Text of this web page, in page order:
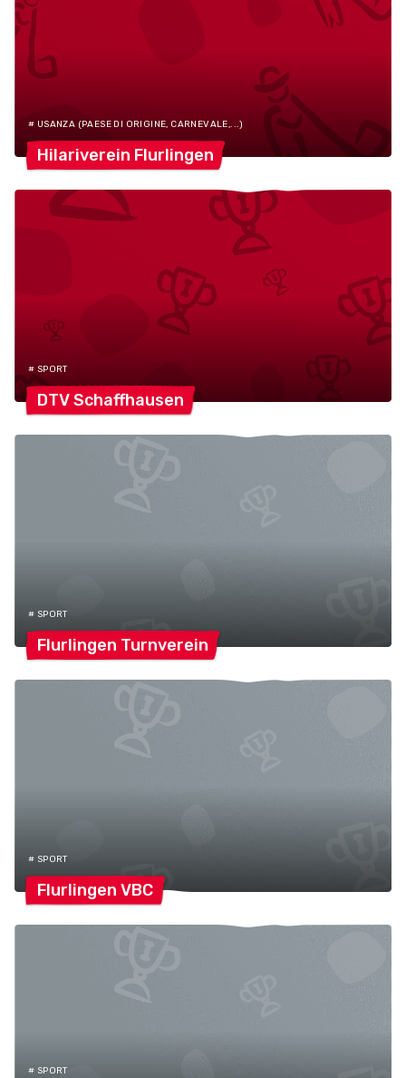
# USANZA (PAESE DI ORIGINE, CARNEVALE,...)
Hilariverein Flurlingen
# SPORT
DTVSchaffhausen
# SPORT
Flurlingen Turnverein
# SPORT
Flurlingen VBC
# SPORT